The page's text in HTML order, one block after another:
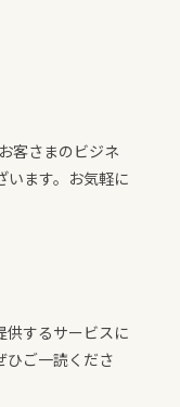
客さまのビジネ
います。お気軽に
供するサービスに
ひご一読くださ